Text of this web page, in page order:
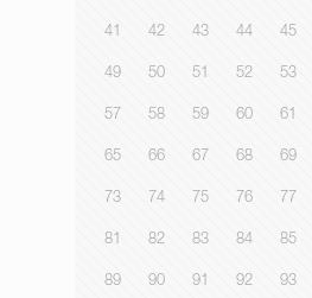
41 42 43 44 45
49 50 51 52 53
57 58 59 60 61
65 66 67 68 69
73 74 75 76 77
81 82 83 84 85
89 90 91 92 93